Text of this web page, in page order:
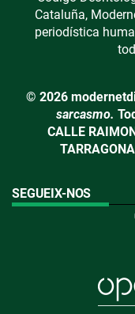
Cataluña,
periodística
© 2026
sarcasmo.
CALLE
SEGUEIX-NOS